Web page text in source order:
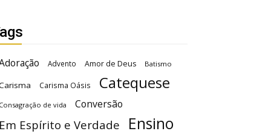
Advento Amor de Deus Batismo
Carisma Oásis Catequese
de vida Conversão
Espírito e Verdade Ensino